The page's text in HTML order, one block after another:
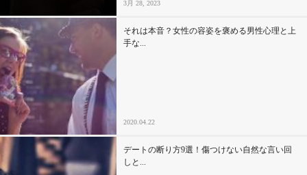
3月 28, 2023
それは本音？女性の容姿を褒める男性心理と上
手な...
2020.04.22
デートの断り方9選！傷つけない自然な言い回
しと...